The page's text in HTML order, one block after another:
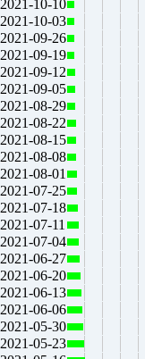
2021-10-10
2021-10-03
2021-09-26
2021-09-19
2021-09-12
2021-09-05
2021-08-29
2021-08-22
2021-08-15
2021-08-08
2021-08-01
2021-07-25
2021-07-18
2021-07-11
2021-07-04
2021-06-27
2021-06-20
2021-06-13
2021-06-06
2021-05-30
2021-05-23